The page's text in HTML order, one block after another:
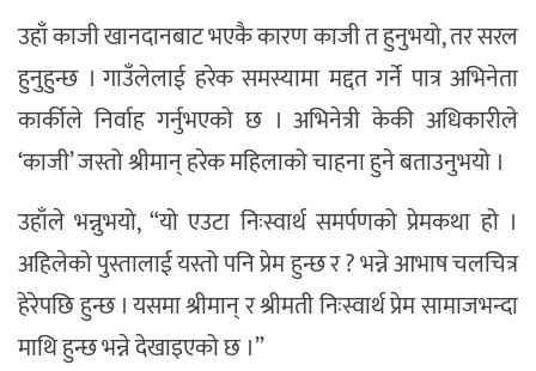
उहाँ काजी खानदानबाट भएकै कारण काजी त हुनुभयो, तर सरल
हुनुहुन्छ । गाउँलेलाई हरेक समस्यामा मद्दत गर्ने पात्र अभिनेता
कार्कीले निर्वाह गर्नुभएको छ । अभिनेत्री केकी अधिकारीले
‘काजी’ जस्तो श्रीमान् हरेक महिलाको चाहना हुने बताउनुभयो ।
उहाँले भन्नुभयो, “यो एउटा निःस्वार्थ समर्पणको प्रेमकथा हो ।
अहिलेको पुस्तालाई यस्तो पनि प्रेम हुन्छ र ? भन्ने आभाष चलचित्र
हेरेपछि हुन्छ । यसमा श्रीमान् र श्रीमती निःस्वार्थ प्रेम सामाजभन्दा
माथि हुन्छ भन्ने देखाइएको छ ।”